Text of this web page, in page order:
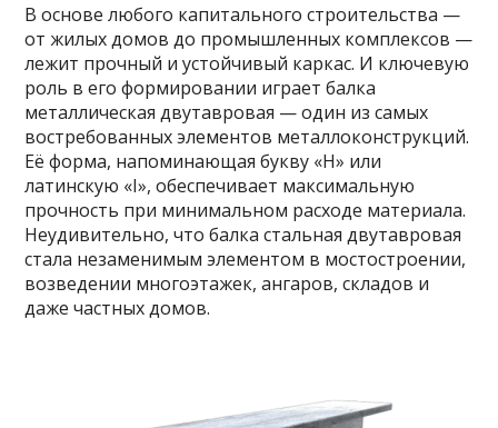
В основе любого капитального строительства —
от жилых домов до промышленных комплексов —
лежит прочный и устойчивый каркас. И ключевую
роль в его формировании играет балка
металлическая двутавровая — один из самых
востребованных элементов металлоконструкций.
Её форма, напоминающая букву «Н» или
латинскую «I», обеспечивает максимальную
прочность при минимальном расходе материала.
Неудивительно, что балка стальная двутавровая
стала незаменимым элементом в мостостроении,
возведении многоэтажек, ангаров, складов и
даже частных домов.